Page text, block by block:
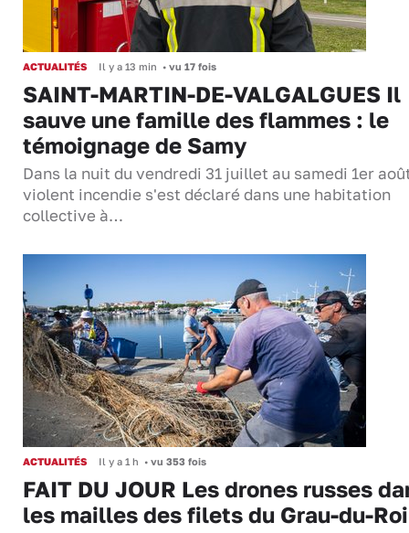
ACTUALITÉS Il y a 13 min • vu 17 fois
SAINT-MARTIN-DE-VALGALGUES Il
sauve une famille des flammes : le
témoignage de Samy
Dans la nuit du vendredi 31 juillet au samedi 1er
violent incendie s'est déclaré dans une habitation
collective à…
ACTUALITÉS Il y a 1 h • vu 353 fois
FAIT DU JOUR Les drones russes
les mailles des filets du Grau-du-Roi